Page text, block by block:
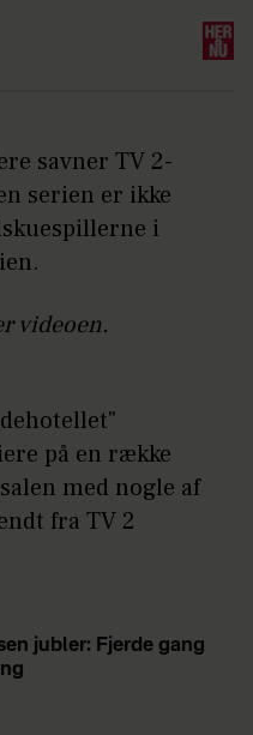
savner TV 2-
serien er ikke
i
videoen.
på en række
med nogle af
fra TV 2
jubler: Fjerde gang